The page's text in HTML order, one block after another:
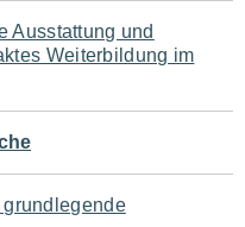
Ausstattung und
Weiterbildung im